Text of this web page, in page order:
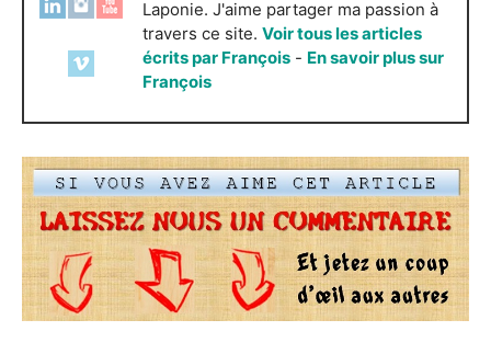
Laponie. J'aime partager ma passion à
travers ce site. Voir tous les articles
écrits par François - En savoir plus sur
François